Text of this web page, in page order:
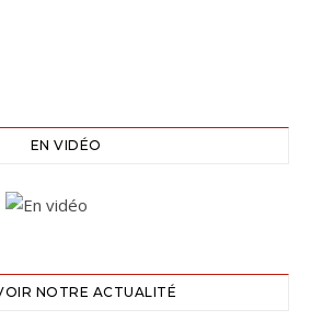
EN VIDÉO
NOTRE ACTUALITÉ